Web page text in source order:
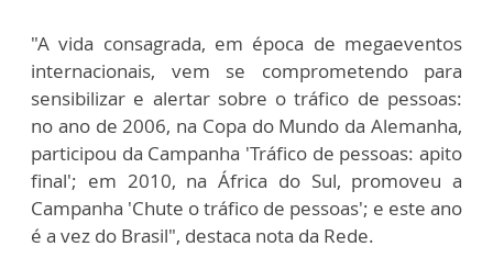
"A vida consagrada, em época de megaeventos
internacionais, vem se comprometendo para
sensibilizar e alertar sobre o tráfico de pessoas:
no ano de 2006, na Copa do Mundo da Alemanha,
participou da Campanha 'Tráfico de pessoas: apito
final'; em 2010, na África do Sul, promoveu a
Campanha 'Chute o tráfico de pessoas'; e este ano
é a vez do Brasil", destaca nota da Rede.